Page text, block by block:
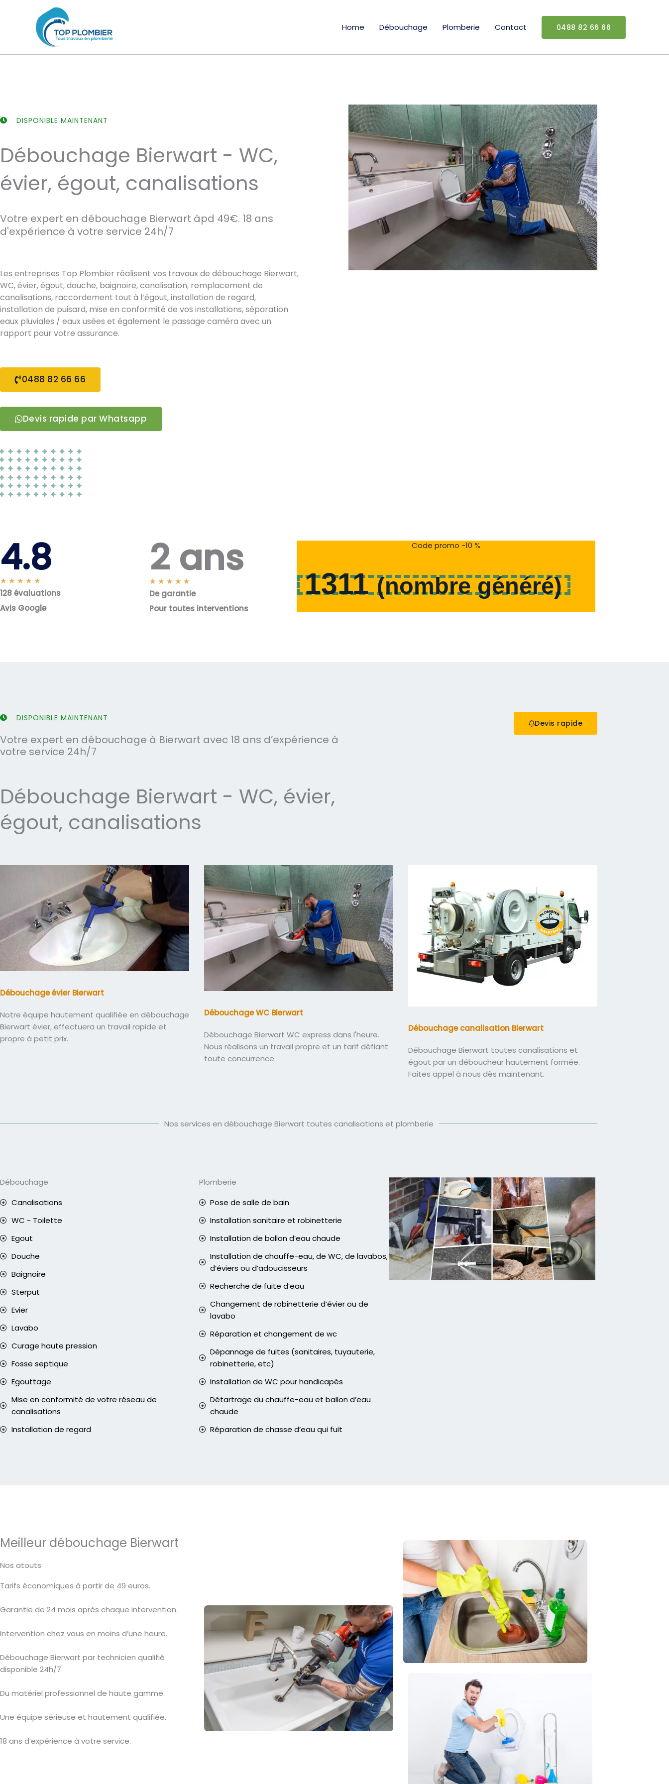
Home Débouchage Plomberie Contact 0488 82 66 66
DISPONIBLE MAINTENANT
Débouchage Bierwart - WC,
évier, égout, canalisations
Votre expert en débouchage Bierwart àpd 49€. 18 ans
d'expérience à votre service 24h/7
Les entreprises Top Plombier réalisent vos travaux de débouchage Bierwart,
WC, évier, égout, douche, baignoire, canalisation, remplacement de
canalisations, raccordement tout à l’égout, installation de regard,
installation de puisard, mise en conformité de vos installations, séparation
eaux pluviales / eaux usées et également le passage caméra avec un
rapport pour votre assurance.
0488 82 66 66
Devis rapide par Whatsapp
4.8
★ ★ ★ ★ ★
o
t
128 évaluations
Avis Google
2 ans
★ ★ ★ ★ ★
o
De garantie
Pour toutes interventions
Code promo -10 %
1311(nombre généré)
DISPONIBLE MAINTENANT
Votre expert en débouchage à Bierwart avec 18 ans d’expérience à
votre service 24h/7
Débouchage Bierwart - WC, évier,
égout, canalisations
Devis rapide
Débouchage évier Bierwart
Notre équipe hautement qualifiée en débouchage
Bierwart évier, effectuera un travail rapide et
propre à petit prix.
Débouchage WC Bierwart
Débouchage Bierwart WC express dans l'heure.
Nous réalisons un travail propre et un tarif défiant
toute concurrence.
Débouchage canalisation Bierwart
Débouchage Bierwart toutes canalisations et
égout par un déboucheur hautement formée.
Faites appel à nous dès maintenant.
Nos services en débouchage Bierwart toutes canalisations et plomberie
Débouchage
Canalisations
WC - Toilette
Egout
Douche
Baignoire
Sterput
Evier
Lavabo
Curage haute pression
Fosse septique
Egouttage
Mise en conformité de votre réseau de
canalisations
Installation de regard
Plomberie
Pose de salle de bain
Installation sanitaire et robinetterie
Installation de ballon d’eau chaude
Installation de chauffe-eau, de WC, de lavabos,
d’éviers ou d’adoucisseurs
Recherche de fuite d’eau
Changement de robinetterie d’évier ou de
lavabo
Réparation et changement de wc
Dépannage de fuites (sanitaires, tuyauterie,
robinetterie, etc)
Installation de WC pour handicapés
Détartrage du chauffe-eau et ballon d’eau
chaude
Réparation de chasse d’eau qui fuit
Meilleur débouchage Bierwart
Nos atouts
Tarifs économiques à partir de 49 euros.
Garantie de 24 mois après chaque intervention.
Intervention chez vous en moins d’une heure.
Débouchage Bierwart par technicien qualifié
disponible 24h/7.
Du matériel professionnel de haute gamme.
Une équipe sérieuse et hautement qualifiée.
18 ans d’expérience à votre service.